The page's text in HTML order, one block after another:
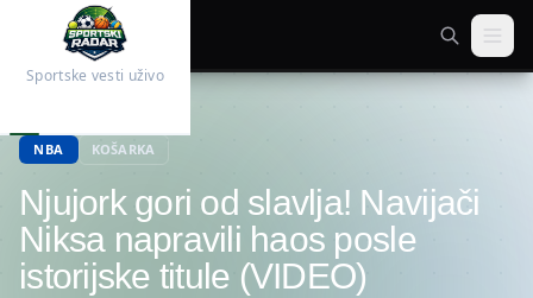
Sportske vesti uživo
NBA KOŠARKA
Njujork gori od slavlja! Navijači
Niksa napravili haos posle
istorijske titule (VIDEO)